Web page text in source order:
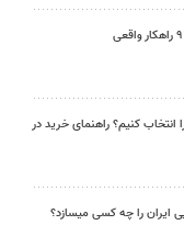
کنیم؟ راهنمای خرید در
ایران را چه کسی میسازد؟